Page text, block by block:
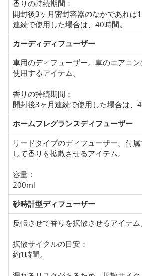
香りの持続期間：
開封後3ヶ月密封容器のなかであれば
連続で使用した場合は、40時間。
カーディディフューザー
車用のディフューザー。車のエアコ
使用するアイテム。
香りの持続期間：
開封後3ヶ月連続で使用した場合は、
ホームフレグランスディフューザー
リードタイプのディフューザー。付
して香りを拡散させるアイテム。
容量：
200ml
砂時計型ディフューザー
反転させて香りを拡散させるアイテム
拡散サイクルの目安：
約1時間。